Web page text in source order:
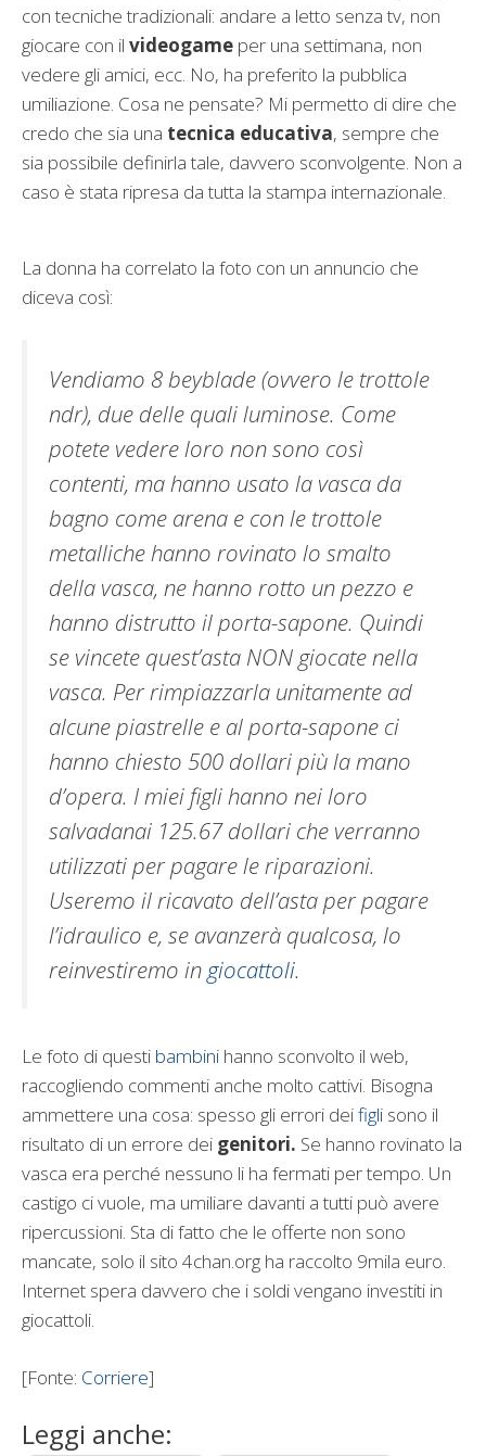
con tecniche tradizionali: andare a letto senza tv, non
giocare con il videogame per una settimana, non
vedere gli amici, ecc. No, ha preferito la pubblica
umiliazione. Cosa ne pensate? Mi permetto di dire che
credo che sia una tecnica educativa, sempre che
sia possibile definirla tale, davvero sconvolgente. Non a
caso è stata ripresa da tutta la stampa internazionale.
La donna ha correlato la foto con un annuncio che
diceva così:
Vendiamo 8 beyblade (ovvero le trottole
ndr), due delle quali luminose. Come
potete vedere loro non sono così
contenti, ma hanno usato la vasca da
bagno come arena e con le trottole
metalliche hanno rovinato lo smalto
della vasca, ne hanno rotto un pezzo e
hanno distrutto il porta-sapone. Quindi
se vincete quest’asta NON giocate nella
vasca. Per rimpiazzarla unitamente ad
alcune piastrelle e al porta-sapone ci
hanno chiesto 500 dollari più la mano
d’opera. I miei figli hanno nei loro
salvadanai 125.67 dollari che verranno
utilizzati per pagare le riparazioni.
Useremo il ricavato dell’asta per pagare
l’idraulico e, se avanzerà qualcosa, lo
reinvestiremo in giocattoli.
Le foto di questi bambini hanno sconvolto il web,
raccogliendo commenti anche molto cattivi. Bisogna
ammettere una cosa: spesso gli errori deifigli sono il
risultato di un errore dei genitori. Se hanno rovinato la
vasca era perché nessuno li ha fermati per tempo. Un
castigo ci vuole, ma umiliare davanti a tutti può avere
ripercussioni. Sta di fatto che le offerte non sono
mancate, solo il sito 4chan.org ha raccolto 9mila euro.
Internet spera davvero che i soldi vengano investiti in
giocattoli.
[Fonte: Corriere]
Leggi anche: